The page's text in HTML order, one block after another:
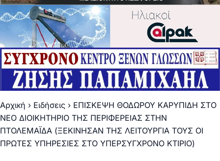
Αρχική › Ειδήσεις › ΕΠΙΣΚΕΨΗ ΘΟΔΩΡΟΥ ΚΑΡΥΠΙΔΗ ΣΤΟ
ΝΕΟ ΔΙΟΙΚΗΤΗΡΙΟ ΤΗΣ ΠΕΡΙΦΕΡΕΙΑΣ ΣΤΗΝ
ΠΤΟΛΕΜΑΪΔΑ (ΞΕΚΙΝΗΣΑΝ ΤΗΣ ΛΕΙΤΟΥΡΓΙΑ ΤΟΥΣ ΟΙ
ΠΡΩΤΕΣ ΥΠΗΡΕΣΙΕΣ ΣΤΟ ΥΠΕΡΣΥΓΧΡΟΝΟ ΚΤΙΡΙΟ)